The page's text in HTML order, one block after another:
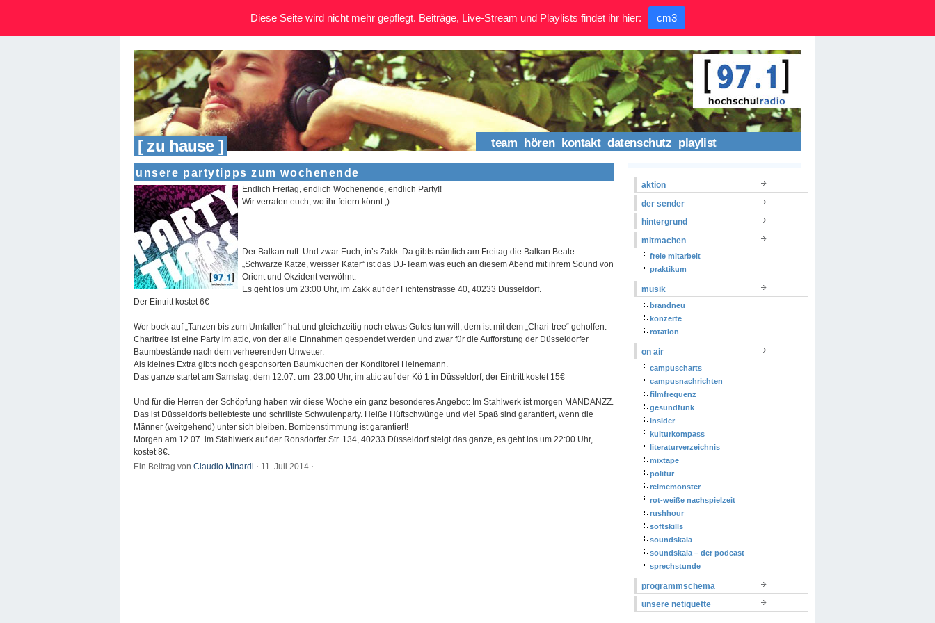
[ zu hause ] team hören kontakt datenschutz playlist
unsere partytipps zum wochenende
Endlich Freitag, endlich Wochenende, endlich Party!!
Wir verraten euch, wo ihr feiern könnt ;)
Der Balkan ruft. Und zwar Euch, in’s Zakk. Da gibts nämlich am Freitag die Balkan Beate.
„Schwarze Katze, weisser Kater“ ist das DJ-Team was euch an diesem Abend mit ihrem Sound von
Orient und Okzident verwöhnt.
Es geht los um 23:00 Uhr, im Zakk auf der Fichtenstrasse 40, 40233 Düsseldorf.
Der Eintritt kostet 6€
Wer bock auf „Tanzen bis zum Umfallen“ hat und gleichzeitig noch etwas Gutes tun will, dem ist mit dem „Chari-tree“ geholfen.
Charitree ist eine Party im attic, von der alle Einnahmen gespendet werden und zwar für die Aufforstung der Düsseldorfer
Baumbestände nach dem verheerenden Unwetter.
Als kleines Extra gibts noch gesponsorten Baumkuchen der Konditorei Heinemann.
Das ganze startet am Samstag, dem 12.07. um 23:00 Uhr, im attic auf der Kö 1 in Düsseldorf, der Eintritt kostet 15€
Und für die Herren der Schöpfung haben wir diese Woche ein ganz besonderes Angebot: Im Stahlwerk ist morgen MANDANZZ.
Das ist Düsseldorfs beliebteste und schrillste Schwulenparty. Heiße Hüftschwünge und viel Spaß sind garantiert, wenn die
Männer (weitgehend) unter sich bleiben. Bombenstimmung ist garantiert!
Morgen am 12.07. im Stahlwerk auf der Ronsdorfer Str. 134, 40233 Düsseldorf steigt das ganze, es geht los um 22:00 Uhr,
kostet 8€.
Ein Beitrag von Claudio Minardi ⋅ 11. Juli 2014 ⋅
aktion
der sender
hintergrund
mitmachen
freie mitarbeit
praktikum
musik
brandneu
konzerte
rotation
on air
campuscharts
campusnachrichten
filmfrequenz
gesundfunk
insider
kulturkompass
literaturverzeichnis
mixtape
politur
reimemonster
rot-weiße nachspielzeit
rushhour
softskills
soundskala
soundskala – der podcast
sprechstunde
programmschema
unsere netiquette
Diese Seite wird nicht mehr gepflegt. Beiträge, Live-Stream und Playlists findet ihr hier: cm3